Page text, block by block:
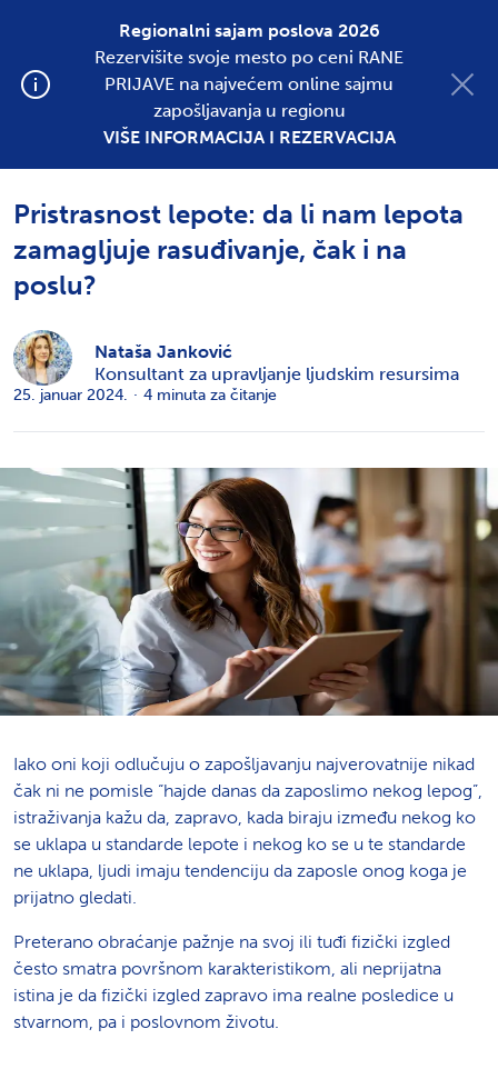
Regionalni sajam poslova 2026
Rezervišite svoje mesto po ceni RANE
PRIJAVE na najvećem online sajmu
zapošljavanja u regionu
VIŠE INFORMACIJA I REZERVACIJA
Postavite oglas
Pristrasnost lepote: da li nam lepota
zamagljuje rasuđivanje, čak i na
poslu?
Nataša Janković
Konsultant za upravljanje ljudskim resursima
25. januar 2024. · 4 minuta za čitanje
Iako oni koji odlučuju o zapošljavanju najverovatnije nikad
čak ni ne pomisle “hajde danas da zaposlimo nekog lepog”,
istraživanja kažu da, zapravo, kada biraju između nekog ko
se uklapa u standarde lepote i nekog ko se u te standarde
ne uklapa, ljudi imaju tendenciju da zaposle onog koga je
prijatno gledati.
Preterano obraćanje pažnje na svoj ili tuđi fizički izgled
često smatra površnom karakteristikom, ali neprijatna
istina je da fizički izgled zapravo ima realne posledice u
stvarnom, pa i poslovnom životu.